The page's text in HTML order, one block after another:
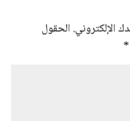
الإلكتروني.الحقول
*